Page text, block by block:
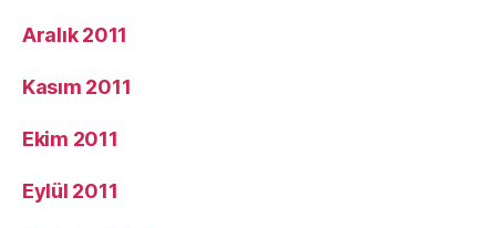
Aralık 2011
Kasım 2011
Ekim 2011
Eylül 2011